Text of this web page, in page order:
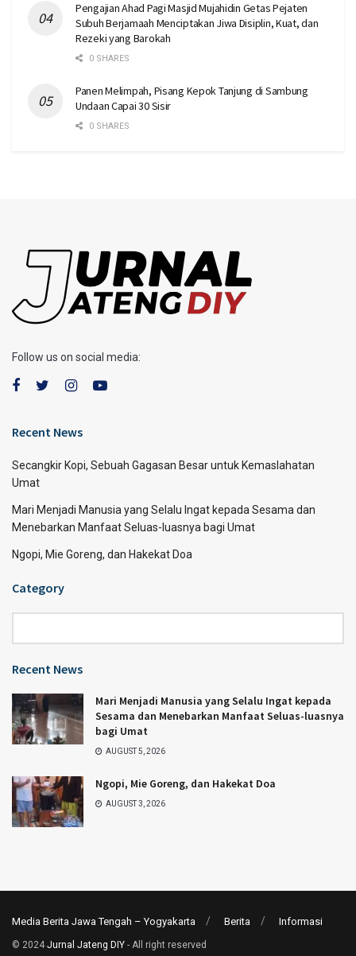
Pengajian Ahad Pagi Masjid Mujahidin Getas Pejaten
Subuh Berjamaah Menciptakan Jiwa Disiplin, Kuat, dan
Rezeki yang Barokah
0 SHARES
Panen Melimpah, Pisang Kepok Tanjung di Sambung
Undaan Capai 30 Sisir
0 SHARES
Follow us on social media:
Recent News
Secangkir Kopi, Sebuah Gagasan Besar untuk Kemaslahatan
Umat
Mari Menjadi Manusia yang Selalu Ingat kepada Sesama dan
Menebarkan Manfaat Seluas-luasnya bagi Umat
Ngopi, Mie Goreng, dan Hakekat Doa
Category
Recent News
Mari Menjadi Manusia yang Selalu Ingat kepada
Sesama dan Menebarkan Manfaat Seluas-luasnya
bagi Umat
AUGUST 5, 2026
Ngopi, Mie Goreng, dan Hakekat Doa
AUGUST 3, 2026
Media Berita Jawa Tengah – Yogyakarta Berita Informasi
© 2024 Jurnal Jateng DIY - All right reserved